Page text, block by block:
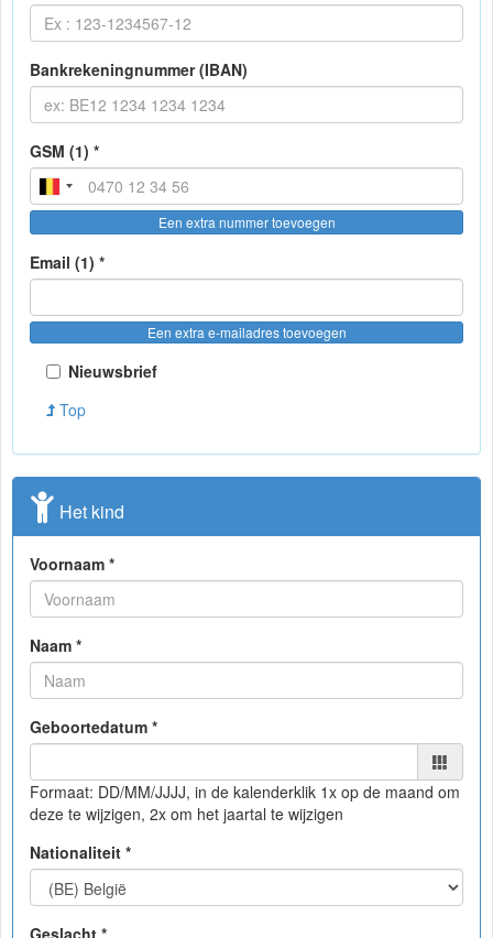
Bankrekeningnummer (IBAN)
GSM (1) *
Een extra nummer toevoegen
Email (1) *
Een extra e-mailadres toevoegen
Nieuwsbrief
Top
Het kind
Voornaam *
Naam *
Geboortedatum *
Formaat: DD/MM/JJJJ, in de kalenderklik 1x op de maand om
deze te wijzigen, 2x om het jaartal te wijzigen
Nationaliteit *
Geslacht *